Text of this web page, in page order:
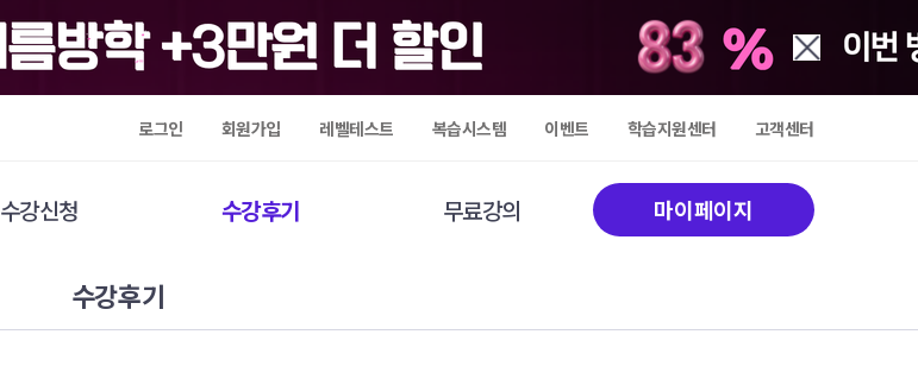
로그인 회원가입 레벨테스트 복습시스템 이벤트 학습지원센터 고객센터
수강신청 수강후기 무료강의 마이페이지
수강후기